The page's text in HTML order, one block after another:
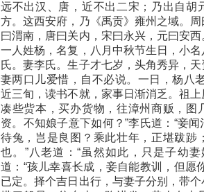
远不出汉、唐，近不出二宋；乃出自胡
方。这西安府，乃《禹贡》雍州之域。
曰渭南，唐曰关内，宋曰永兴，元曰安
一人姓杨，名复，八月中秋节生日，小
氏。妻李氏。生子才七岁，头角秀异，
妻两口儿爱惜，自不必说。一日，杨八
近三旬，读书不就，家事日渐消乏。祖
凑些赀本，买办货物，往漳州商贩，图
资。不知娘子意下如何？”李氏道：“妾
待兔，岂是良图？乘此壮年，正堪跋踄
也。”八老道：“虽然如此，只是子幼
道：“孩儿幸喜长成，妾自能教训，但愿
已定。择个吉日出行，与妻子分别，带